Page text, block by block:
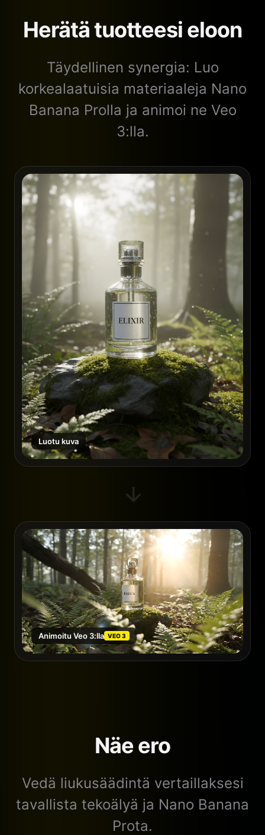
Herätä tuotteesi eloon
Täydellinen synergia: Luo
korkealaatuisia materiaaleja Nano
Banana Prolla ja animoi ne Veo
3:lla.
Luotu kuva
Animoitu Veo 3:lla VEO 3
Näe ero
Vedä liukusäädintä vertaillaksesi
tavallista tekoälyä ja Nano Banana
Prota.